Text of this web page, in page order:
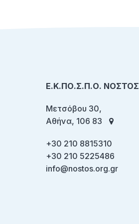
Ε.Κ.ΠΟ.Σ.Π.Ο. ΝΟΣΤΟΣ
Μετσόβου 30,
Αθήνα, 106 83
+30 210 8815310
+30 210 5225486
info@nostos.org.gr